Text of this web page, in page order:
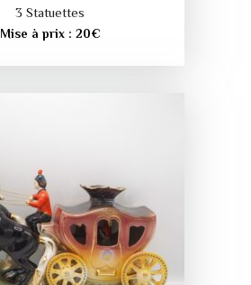
3 Statuettes
Mise à prix : 20€